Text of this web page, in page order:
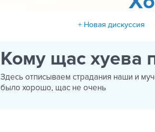
+ Новая дискуссия
Кому щас хуева
Здесь отписываем страдания наши и
было хорошо, щас не очень